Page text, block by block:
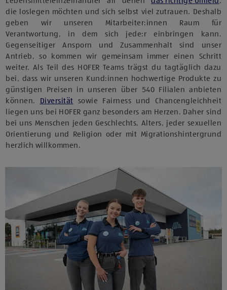
die loslegen möchten und sich selbst viel zutrauen. Deshalb
geben wir unseren Mitarbeiter:innen Raum für
Verantwortung, in dem sich jede:r einbringen kann.
Gegenseitiger Ansporn und Zusammenhalt sind unser
Antrieb, so kommen wir gemeinsam immer einen Schritt
weiter. Als Teil des HOFER Teams trägst du tagtäglich dazu
bei, dass wir unseren Kund:innen hochwertige Produkte zu
günstigen Preisen in unseren über 540 Filialen anbieten
können. Diversität sowie Fairness und Chancengleichheit
liegen uns bei HOFER ganz besonders am Herzen. Daher sind
bei uns Menschen jeden Geschlechts, Alters, jeder sexuellen
Orientierung und Religion oder mit Migrationshintergrund
herzlich willkommen.